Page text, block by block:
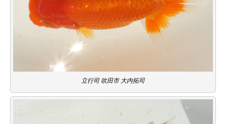
立行司 吹田市 大内拓司